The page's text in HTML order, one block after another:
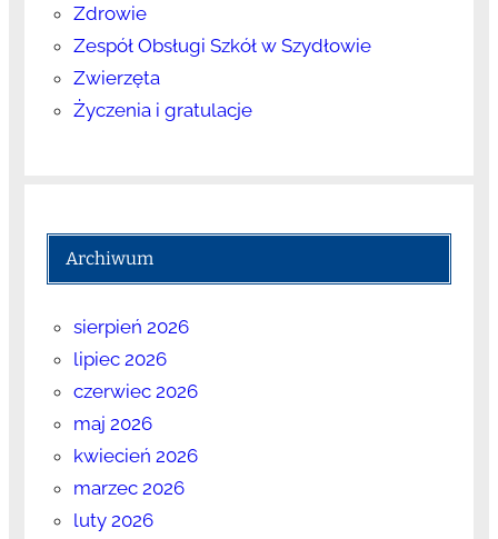
Zdrowie
Zespół Obsługi Szkół w Szydłowie
Zwierzęta
Życzenia i gratulacje
Archiwum
sierpień 2026
lipiec 2026
czerwiec 2026
maj 2026
kwiecień 2026
marzec 2026
luty 2026